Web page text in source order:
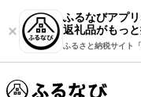
ふるなびアプ
返礼品がもっ
ふるさと納税サイト